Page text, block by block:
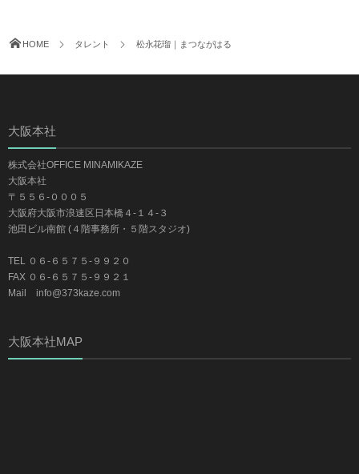
HOME タレント 松永花瑠｜まつながはる
大阪本社
株式会社OFFICE MINAMIKAZE
大阪本社
〒５５６-０００５
大阪府大阪市浪速区日本橋４-１４-３
池田ビル南館 (４階事務所・５階スタジオ)
TEL ０６-６５７５-９９２０
FAX ０６-６５７５-９９２１
Mail info@373kaze.com
大阪本社MAP